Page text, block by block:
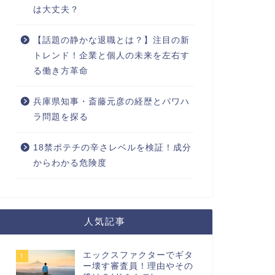
は大丈夫？
【話題の静かな退職とは？】注目の新
トレンド！企業と個人の未来を左右す
る働き方革命
兵庫県知事・斎藤元彦の経歴とパワハ
ラ問題を探る
18禁ポテチの辛さレベルを検証！成分
からわかる危険度
人気記事
1
エックスファクターでギタ
ー壊す審査員！理由やその